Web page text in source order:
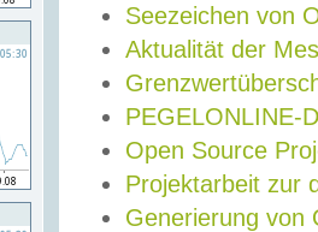
Seezeichen von
Aktualität der
PEGELONLINE-
Open Source
Projektarbeit zur
Generierung von